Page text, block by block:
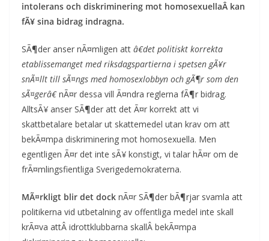
intolerans och diskriminering mot homosexuellaÂ kan
fÃ¥ sina bidrag indragna.
SÃ¶der anser nÃ¤mligen att â€det politiskt korrekta
etablissemanget med riksdagspartierna i spetsen gÃ¥r
snÃ¤llt till sÃ¤ngs med homosexlobbyn och gÃ¶r som den
sÃ¤gerâ€nÃ¤r dessa vill Ã¤ndra reglerna fÃ¶r bidrag.
AlltsÃ¥ anser SÃ¶der att det Ã¤r korrekt att vi
skattbetalare betalar ut skattemedel utan krav om att
bekÃ¤mpa diskriminering mot homosexuella. Men
egentligen Ã¤r det inte sÃ¥ konstigt, vi talar hÃ¤r om de
frÃ¤mlingsfientliga Sverigedemokraterna.
MÃ¤rkligt blir det dock nÃ¤r SÃ¶der bÃ¶rjar svamla att
politikerna vid utbetalning av offentliga medel inte skall
krÃ¤va attÂ idrottklubbarna skallÂ bekÃ¤mpa